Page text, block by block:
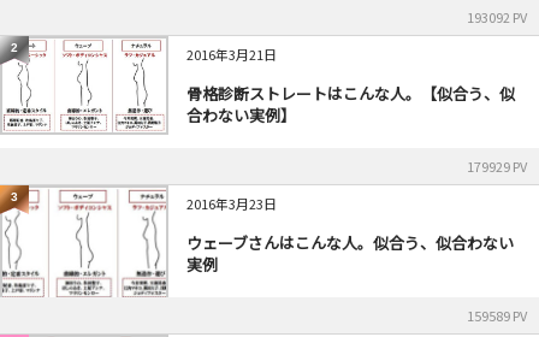
193092 PV
2 2016年3月21日
骨格診断ストレートはこんな人。【似合う、似
合わない実例】
179929 PV
3 2016年3月23日
ウェーブさんはこんな人。似合う、似合わない
実例
159589 PV